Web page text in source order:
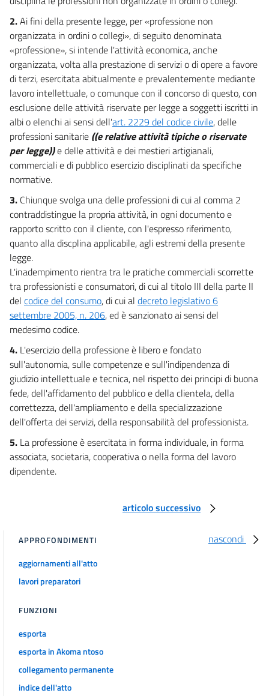
2.Ai fini della presente legge, per «professione non
organizzata in ordini o collegi», di seguito denominata
«professione», si intende l'attività economica, anche
organizzata, volta alla prestazione di servizi o di opere a favore
di terzi, esercitata abitualmente e prevalentemente mediante
lavoro intellettuale, o comunque con il concorso di questo, con
esclusione delle attività riservate per legge a soggetti iscritti in
albi o elenchi ai sensi dell'art. 2229 del codice civile, delle
professioni sanitarie ((e relative attività tipiche o riservate
per legge))e delle attività e dei mestieri artigianali,
commerciali e di pubblico esercizio disciplinati da specifiche
normative.
3. Chiunque svolga una delle professioni di cui al comma 2
contraddistingue la propria attività, in ogni documento e
rapporto scritto con il cliente, con l'espresso riferimento,
quanto alla discplina applicabile, agli estremi della presente
legge.
L'inadempimento rientra tra le pratiche commerciali scorrette
tra professionisti e consumatori, di cui al titolo III della parte II
del codice del consumo, di cui al decreto legislativo 6
settembre 2005, n. 206, ed è sanzionato ai sensi del
medesimo codice.
4. L'esercizio della professione è libero e fondato
sull'autonomia, sulle competenze e sull'indipendenza di
giudizio intellettuale e tecnica, nel rispetto dei principi di buona
fede, dell'affidamento del pubblico e della clientela, della
correttezza, dell'ampliamento e della specializzazione
dell'offerta dei servizi, della responsabilità del professionista.
5. La professione è esercitata in forma individuale, in forma
associata, societaria, cooperativa o nella forma del lavoro
dipendente.
articolo successivo
nascondi
APPROFONDIMENTI
aggiornamenti all'atto
lavori preparatori
FUNZIONI
esporta
esporta in Akoma ntoso
collegamento permanente
indice dell'atto